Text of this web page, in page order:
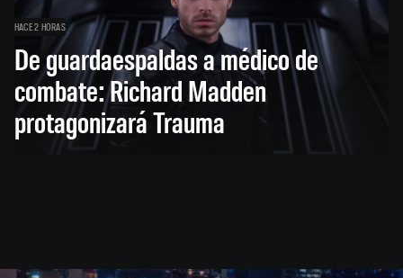
HACE 2 HORAS
De guardaespaldas a médico de
combate: Richard Madden
protagonizará Trauma